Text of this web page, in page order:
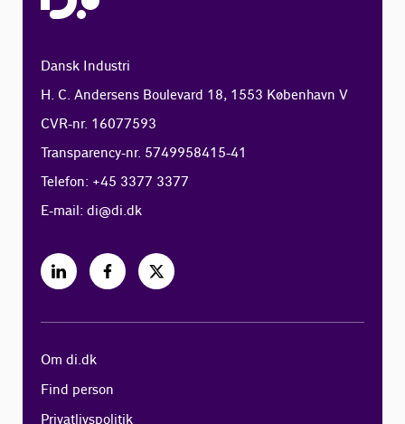
Dansk Industri
H. C. Andersens Boulevard 18, 1553 København V
CVR-nr. 16077593
Transparency-nr. 5749958415-41
Telefon: +45 3377 3377
E-mail:di@di.dk
Om di.dk
Find person
Privatlivspolitik